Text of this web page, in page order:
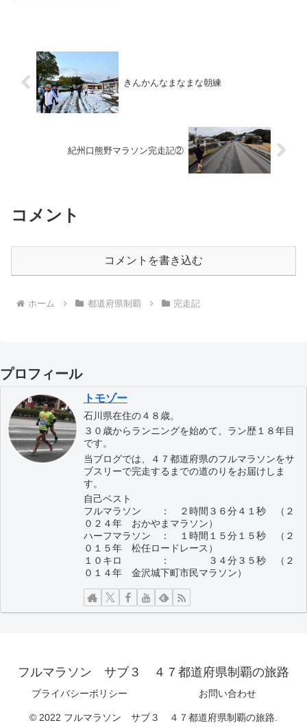
きんかんなまなまな朝練
紀州口熊野マラソン完走記②
コメント
コメントを書き込む
ホーム 都道府県制覇 完走記
プロフィール
トモゾー
石川県在住の４８歳。
３０歳からランニングを始めて、ラン歴１８年目
です。
当ブログでは、４７都道府県のフルマラソンをサ
ブスリーで完走するまでの道のりをお届けしま
す。
自己ベスト
フルマラソン ： ２時間３６分４１秒 （２
０２４年 おかやまマラソン）
ハーフマラソン ： １時間１５分１５秒 （２
０１５年 松任ロードレース）
１０キロ ： ３４分３５秒 （２
０１４年 金沢城下町市民マラソン）
フルマラソン サブ３ ４７都道府県制覇の旅路
プライバシーポリシー お問い合わせ
© 2022 フルマラソン サブ３ ４７都道府県制覇の旅路.